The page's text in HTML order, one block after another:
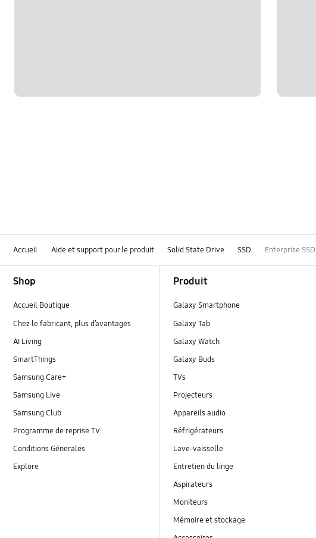
Accueil Aide et support pour le produit Solid State Drive SSD Enterprise
Shop
Accueil Boutique
Chez le fabricant, plus d’avantages
AI Living
SmartThings
Samsung Care+
Samsung Live
Samsung Club
Programme de reprise TV
Conditions Génerales
Explore
Produit
Galaxy Smartphone
Galaxy Tab
Galaxy Watch
Galaxy Buds
TVs
Projecteurs
Appareils audio
Réfrigérateurs
Lave-vaisselle
Entretien du linge
Aspirateurs
Moniteurs
Mémoire et stockage